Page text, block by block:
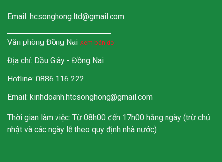
Email: hcsonghong.ltd@gmail.com
Văn phòng Đồng Nai Xem bản đồ
Địa chỉ: Dầu Giây - Đồng Nai
Hotline: 0886 116 222
Email: kinhdoanh.htcsonghong@gmail.com
Thời gian làm việc: Từ 08h00 đến 17h00 hằng ngày (trừ chủ
nhật và các ngày lễ theo quy định nhà nước)